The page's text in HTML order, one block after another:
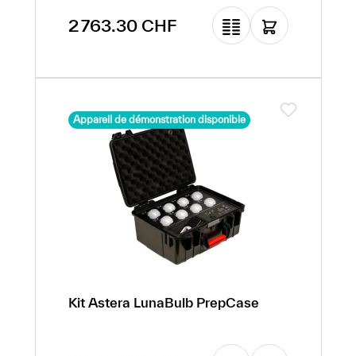
Prix régulier :
2 763.30 CHF
Appareil de démonstration disponible
Kit Astera LunaBulb PrepCase